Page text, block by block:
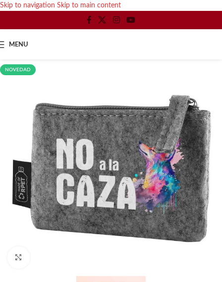
Skip to navigation Skip to main content
MENU
NOVEDAD